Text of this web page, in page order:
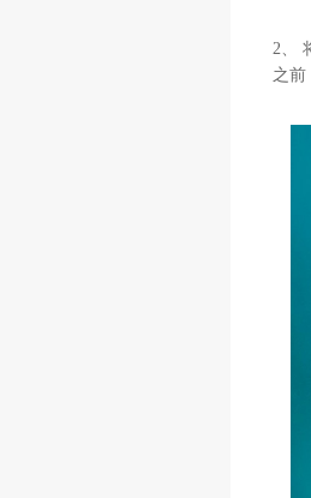
2、
之前